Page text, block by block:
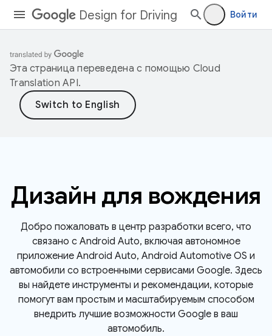
Design for Driving Войти
Эта страница переведена с помощью Cloud
Translation API.
Дизайн для вождения
Добро пожаловать в центр разработки всего, что
связано с Android Auto, включая автономное
приложение Android Auto, Android Automotive OS и
автомобили со встроенными сервисами Google. Здесь
вы найдете инструменты и рекомендации, которые
помогут вам простым и масштабируемым способом
внедрить лучшие возможности Google в ваш
автомобиль.